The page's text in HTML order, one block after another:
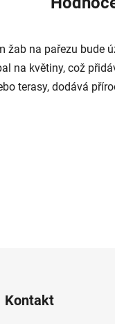
žab na pařezu bude
na květiny, což
terasy, dodává
Kontakt